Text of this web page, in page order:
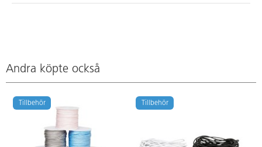
Andra köpte också
Tillbehör Tillbehör